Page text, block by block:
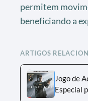
permitem
beneficiando a
ARTIGOS
Jogo de
Especial